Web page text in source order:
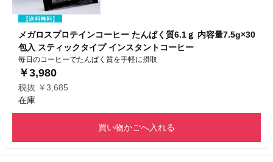
メガロスプロテインコーヒー たんぱく質6.1ｇ 内容量7.5g×30
包入 スティックタイプ インスタントコーヒー
毎日のコーヒーでたんぱく質を手軽に摂取
￥3,980
税抜 ￥3,685
在庫
買い物かごへ入れる